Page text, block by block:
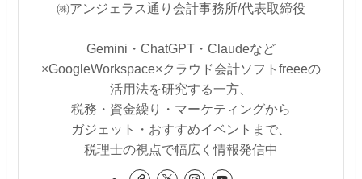
㈱アンジェラス通り会計事務所/代表取締役
Gemini・ChatGPT・Claudeなど
×GoogleWorkspace×クラウド会計ソフトfreeeの
活用法を研究する一方、
税務・資金繰り・マーケティングから
ガジェット・おすすめイベントまで、
税理士の視点で幅広く情報発信中